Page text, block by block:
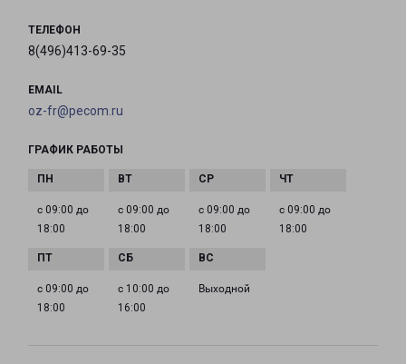
ТЕЛЕФОН
8(496)413-69-35
EMAIL
oz-fr@pecom.ru
ГРАФИК РАБОТЫ
с 09:00 до
18:00
с 09:00 до
18:00
с 09:00 до
18:00
с 09:00 до
18:00
с 09:00 до
18:00
с 10:00 до
16:00
Выходной